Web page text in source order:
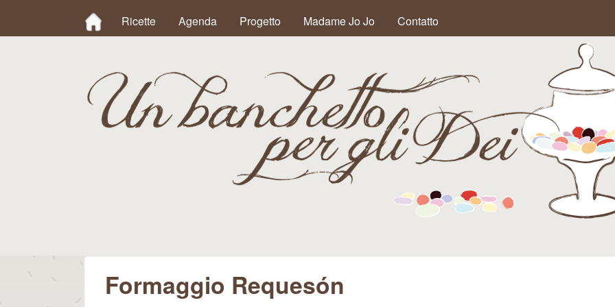
principale
MAIN MENU
Ricette Agenda Progetto Madame Jo Jo Contatto
Un
Banchetto
Formaggio Requesón